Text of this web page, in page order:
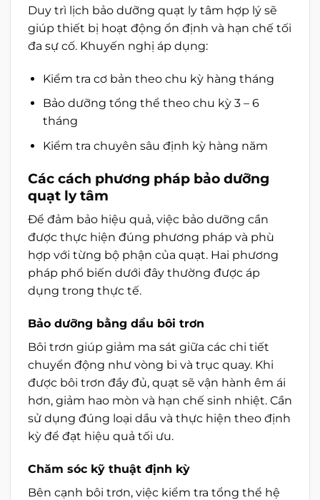
Duy trì lịch bảo dưỡng quạt ly tâm hợp lý sẽ
giúp thiết bị hoạt động ổn định và hạn chế tối
đa sự cố. Khuyến nghị áp dụng:
Kiểm tra cơ bản theo chu kỳ hàng tháng
Bảo dưỡng tổng thể theo chu kỳ 3 – 6
tháng
Kiểm tra chuyên sâu định kỳ hàng năm
Các cách phương pháp bảo dưỡng
quạt ly tâm
Để đảm bảo hiệu quả, việc bảo dưỡng cần
được thực hiện đúng phương pháp và phù
hợp với từng bộ phận của quạt. Hai phương
pháp phổ biến dưới đây thường được áp
dụng trong thực tế.
Bảo dưỡng bằng dầu bôi trơn
Bôi trơn giúp giảm ma sát giữa các chi tiết
chuyển động như vòng bi và trục quay. Khi
được bôi trơn đầy đủ, quạt sẽ vận hành êm ái
hơn, giảm hao mòn và hạn chế sinh nhiệt. Cần
sử dụng đúng loại dầu và thực hiện theo định
kỳ để đạt hiệu quả tối ưu.
Chăm sóc kỹ thuật định kỳ
Bên cạnh bôi trơn, việc kiểm tra tổng thể hệ